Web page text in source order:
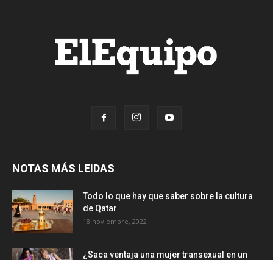
NOTAS MÁS LEIDAS
Todo lo que hay que saber sobre la cultura
de Qatar
18 noviembre, 2022
¿Saca ventaja una mujer transexual en un